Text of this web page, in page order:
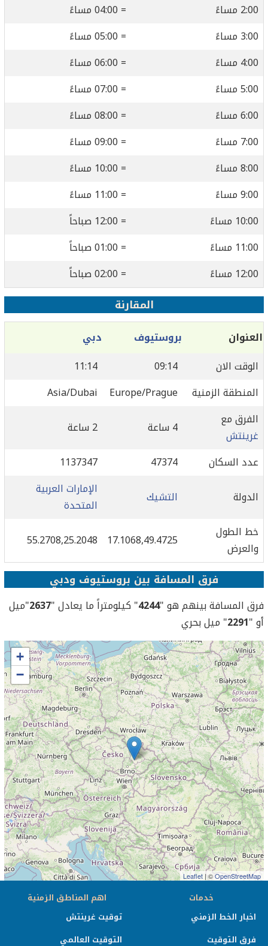
2:00 مساءً
= 04:00 مساءً
3:00 مساءً
= 05:00 مساءً
4:00 مساءً
= 06:00 مساءً
5:00 مساءً
= 07:00 مساءً
6:00 مساءً
= 08:00 مساءً
7:00 مساءً
= 09:00 مساءً
8:00 مساءً
= 10:00 مساءً
9:00 مساءً
= 11:00 مساءً
10:00 مساءً
= 12:00 صباحاً
11:00 مساءً
= 01:00 صباحاً
12:00 مساءً
= 02:00 صباحاً
المقارنة
العنوان بروستيوف
دبي
الوقت الان
09:14
11:14
المنطقة الزمنية
Europe/Prague
Asia/Dubai
الفرق مع
غرينتش
4 ساعة
2 ساعة
عدد السكان
47374
1137347
الدولة
التشيك
الإمارات العربية
المتحدة
خط الطول
والعرض
17.1068,49.4725
55.2708,25.2048
فرق المسافة بين بروستيوف ودبي
فرق المسافة بينهم هو "4244" كيلومتراً ما يعادل "2637"ميل
أو "2291" ميل بحري
+
−
Leaflet | ©OpenStreetMap
خدمات
اخبار الخط الزمني
فرق التوقيت
اهم المناطق الزمنية
توقيت غرينتش
التوقيت العالمي